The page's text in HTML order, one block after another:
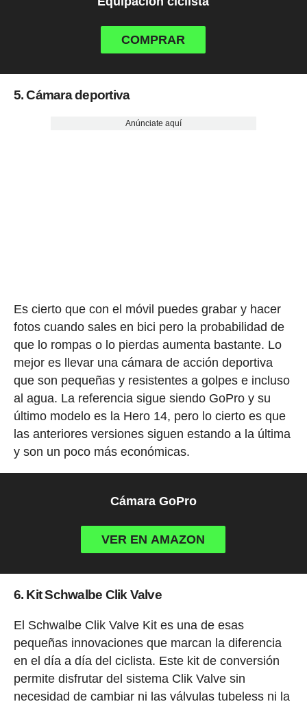
COMPRAR
5. Cámara deportiva
Anúnciate aquí
Es cierto que con el móvil puedes grabar y hacer
fotos cuando sales en bici pero la probabilidad de
que lo rompas o lo pierdas aumenta bastante. Lo
mejor es llevar una cámara de acción deportiva
que son pequeñas y resistentes a golpes e incluso
al agua. La referencia sigue siendo GoPro y su
último modelo es la Hero 14, pero lo cierto es que
las anteriores versiones siguen estando a la última
y son un poco más económicas.
Cámara GoPro
VER EN AMAZON
6. Kit Schwalbe Clik Valve
El Schwalbe Clik Valve Kit es una de esas
pequeñas innovaciones que marcan la diferencia
en el día a día del ciclista. Este kit de conversión
permite disfrutar del sistema Clik Valve sin
necesidad de cambiar ni las válvulas tubeless ni la